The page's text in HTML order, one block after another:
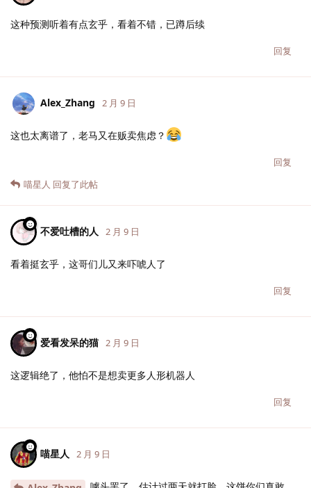
这种预测听着有点玄乎，看着不错，已蹲后续
回复
Alex_Zhang 2 月 9 日
这也太离谱了，老马又在贩卖焦虑？
回复
喵星人 回复了此帖
不爱吐槽的人 2 月 9 日
看着挺玄乎，这哥们儿又来吓唬人了
回复
爱看发呆的猫 2 月 9 日
这逻辑绝了，他怕不是想卖更多人形机器人
回复
喵星人 2 月 9 日